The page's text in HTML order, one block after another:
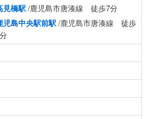
見橋駅/鹿児島市唐湊線 徒歩7分
児島中央駅前駅/鹿児島市唐湊線 徒歩